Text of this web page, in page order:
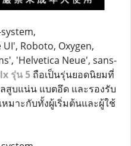
Roboto, Oxygen,
'Helvetica Neue', sans-
รุ่น 5 ถือเป็นรุ่นยอดนิยมที่
สูบแน่น แบตอึด และรองรับ
มาะกับทั้งผู้เริ่มต้นและผู้ใช้